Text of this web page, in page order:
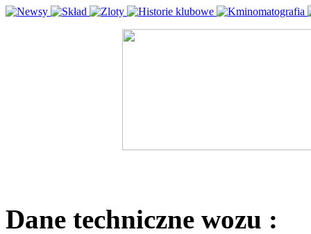
Dane techniczne wozu :